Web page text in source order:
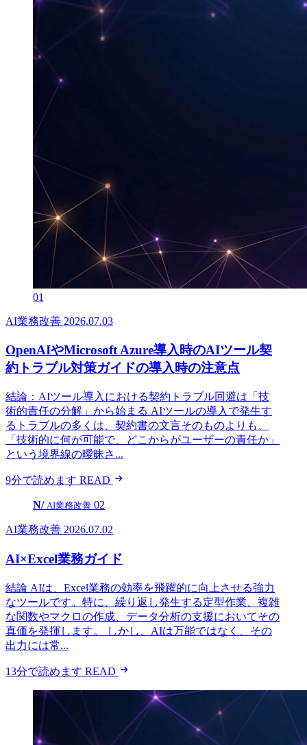
01
AI業務改善 2026.07.03
OpenAIやMicrosoft Azure導入時のAIツール契
約トラブル対策ガイドの導入時の注意点
結論：AIツール導入における契約トラブル回避は「技
術的責任の分解」から始まる AIツールの導入で発生す
るトラブルの多くは、契約書の文言そのものよりも、
「技術的に何が可能で、どこからがユーザーの責任か」
という境界線の曖昧さ...
9分で読めます READ
N/ AI業務改善 02
AI業務改善 2026.07.02
AI×Excel業務ガイド
結論 AIは、Excel業務の効率を飛躍的に向上させる強力
なツールです。特に、繰り返し発生する定型作業、複雑
な関数やマクロの作成、データ分析の支援においてその
真価を発揮します。 しかし、AIは万能ではなく、その
出力には常...
13分で読めます READ